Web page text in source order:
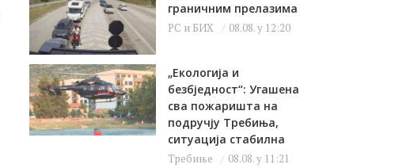
граничним прелазима
РС и БИХ 08.08. у 12:20
„Екологија и
безбједност“: Угашена
сва пожаришта на
подручју Требиња,
ситуација стабилна
Требиње 08.08. у 11:21